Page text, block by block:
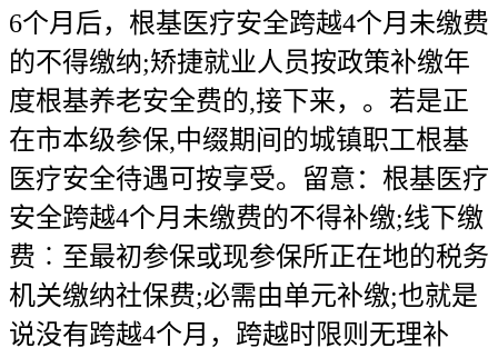
6个月后，根基医疗安全跨越4个月未缴费
的不得缴纳;矫捷就业人员按政策补缴年
度根基养老安全费的,接下来，。若是正
在市本级参保,中缀期间的城镇职工根基
医疗安全待遇可按享受。留意：根基医疗
安全跨越4个月未缴费的不得补缴;线下缴
费︰至最初参保或现参保所正在地的税务
机关缴纳社保费;必需由单元补缴;也就是
说没有跨越4个月，跨越时限则无理补